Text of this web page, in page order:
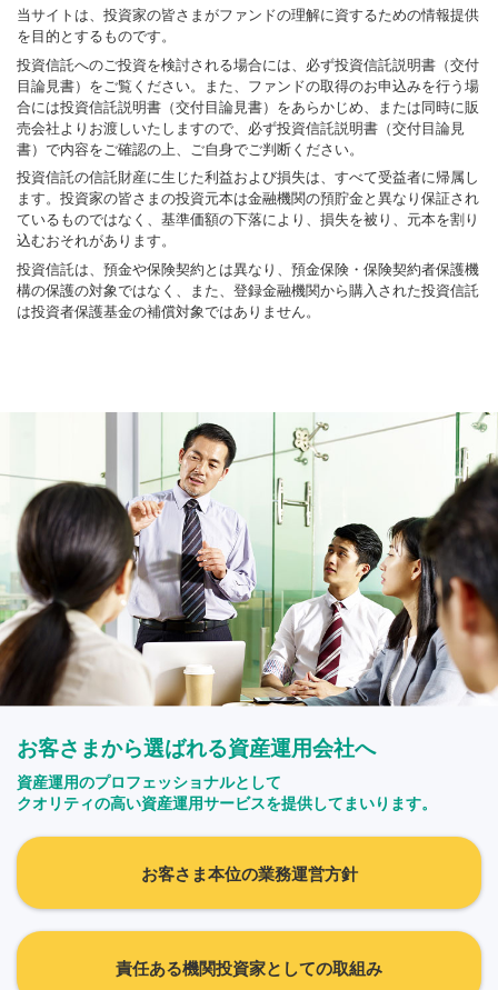
当サイトは、投資家の皆さまがファンドの理解に資するための情報提供
を目的とするものです。
投資信託へのご投資を検討される場合には、必ず投資信託説明書（交付
目論見書）をご覧ください。また、ファンドの取得のお申込みを行う場
合には投資信託説明書（交付目論見書）をあらかじめ、または同時に販
売会社よりお渡しいたしますので、必ず投資信託説明書（交付目論見
書）で内容をご確認の上、ご自身でご判断ください。
投資信託の信託財産に生じた利益および損失は、すべて受益者に帰属し
ます。投資家の皆さまの投資元本は金融機関の預貯金と異なり保証され
ているものではなく、基準価額の下落により、損失を被り、元本を割り
込むおそれがあります。
投資信託は、預金や保険契約とは異なり、預金保険・保険契約者保護機
構の保護の対象ではなく、また、登録金融機関から購入された投資信託
は投資者保護基金の補償対象ではありません。
お客さまから選ばれる資産運用会社へ
資産運用のプロフェッショナルとして
クオリティの高い資産運用サービスを提供してまいります。
お客さま本位の業務運営方針
責任ある機関投資家としての取組み